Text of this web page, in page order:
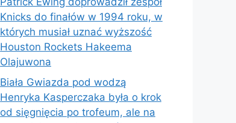
Knicks do finałów w 1994 roku, w
których musiał uznać wyższość
Houston Rockets Hakeema
Olajuwona
Biała Gwiazda pod wodzą
Henryka Kasperczaka była o krok
od sięgnięcia po trofeum, ale na